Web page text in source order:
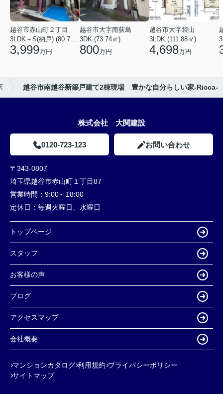
越谷市赤山町２丁目
3,999万円
越谷市大字南荻島
3DK (73.74㎡)
800万円
越谷市大字袋山
3LDK (111.88㎡)
4,698万円
越谷市南越谷新築戸建て2棟現場 豊かな自分らしい家-Ricca-
株式会社 大関建設
0120-723-123 お問い合わせ
〒343-0807
埼玉県越谷市赤山町１丁目87
営業時間： 9:00～18:00
定休日： 毎週火曜日、水曜日
トップページ
スタッフ
お客様の声
ブログ
アクセスマップ
会社概要
マンションカタログ 利用規約 プライバシーポリシー
サイトマップ